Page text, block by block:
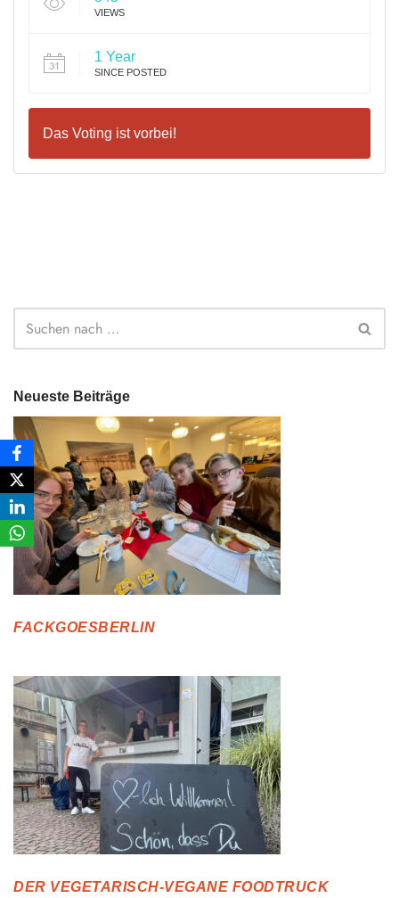
VIEWS
1 Year
SINCE POSTED
Das Voting ist vorbei!
Neueste Beiträge
FACKGOESBERLIN
DER VEGETARISCH-VEGANE FOODTRUCK